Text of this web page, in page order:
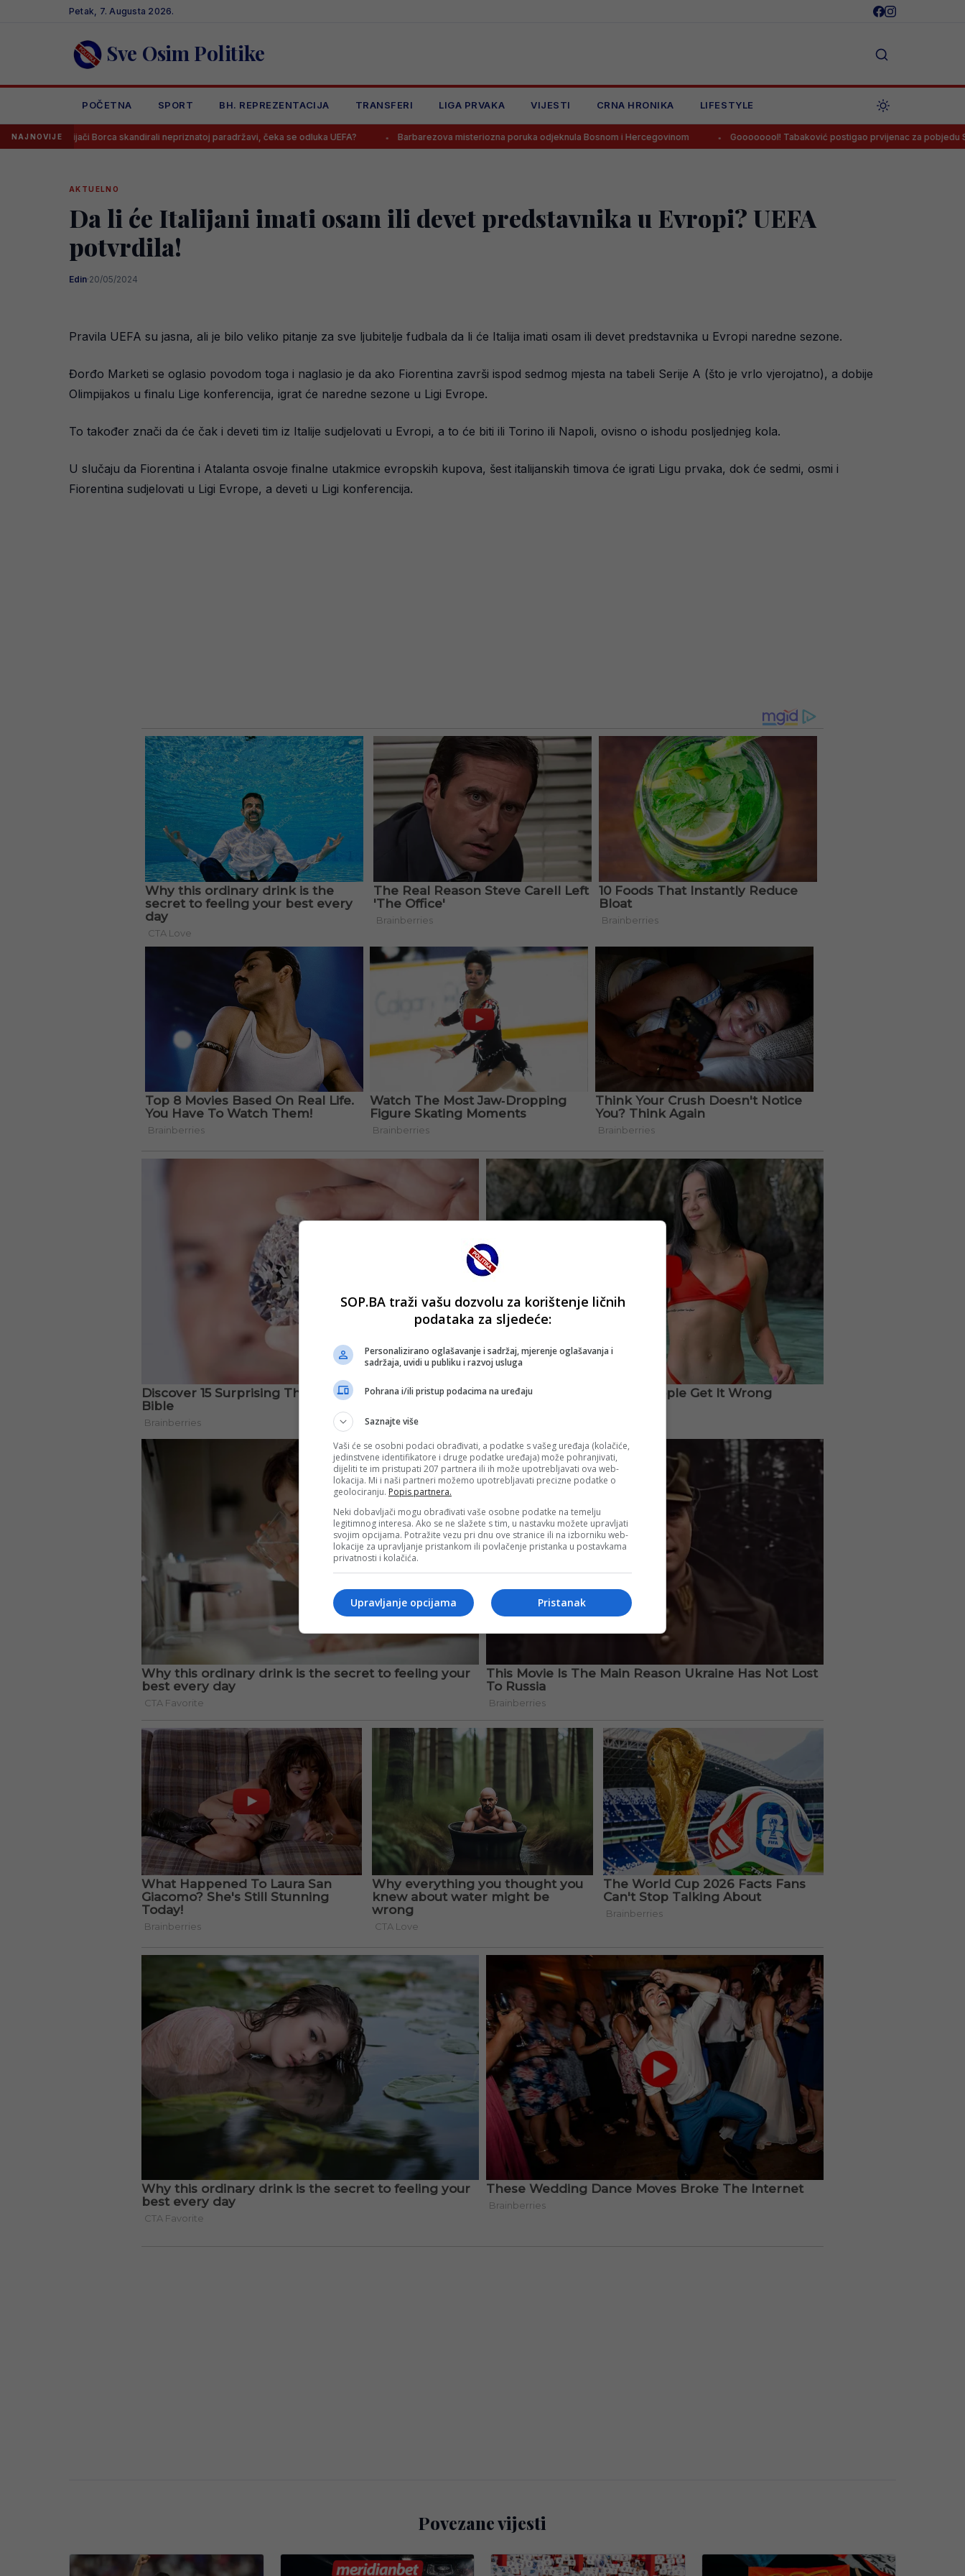
Petak, 7. Augusta 2026.
Sve Osim Politike
POČETNA SPORT BH. REPREZENTACIJA TRANSFERI LIGA PRVAKA VIJESTI CRNA HRONIKA LIFESTYLE
NAJNOVIJE
Borca skandirali nepriznatoj paradržavi, čeka se odluka UEFA? Barbarezova misteriozna poruka odjeknula Bosnom i Hercegovinom Goooooool! Tabaković postigao prvijenac za pobjedu Salzburga!
AKTUELNO
Da li će Italijani imati osam ili devet predstavnika u Evropi? UEFA
potvrdila!
Edin·20/05/2024
Pravila UEFA su jasna, ali je bilo veliko pitanje za sve ljubitelje fudbala da li će Italija imati osam ili devet predstavnika u Evropi naredne sezone.
Đorđo Marketi se oglasio povodom toga i naglasio je da ako Fiorentina završi ispod sedmog mjesta na tabeli Serije A (što je vrlo vjerojatno), a dobije
Olimpijakos u finalu Lige konferencija, igrat će naredne sezone u Ligi Evrope.
To također znači da će čak i deveti tim iz Italije sudjelovati u Evropi, a to će biti ili Torino ili Napoli, ovisno o ishodu posljednjeg kola.
U slučaju da Fiorentina i Atalanta osvoje finalne utakmice evropskih kupova, šest italijanskih timova će igrati Ligu prvaka, dok će sedmi, osmi i
Fiorentina sudjelovati u Ligi Evrope, a deveti u Ligi konferencija.
Povezane vijesti
SOP.BA traži vašu dozvolu za korištenje ličnih
podataka za sljedeće:
Personalizirano oglašavanje i sadržaj, mjerenje oglašavanja i
sadržaja, uvidi u publiku i razvoj usluga
Pohrana i/ili pristup podacima na uređaju
Saznajte više
Vaši će se osobni podaci obrađivati, a podatke s vašeg uređaja (kolačiće,
jedinstvene identifikatore i druge podatke uređaja) može pohranjivati,
dijeliti te im pristupati 207 partnera ili ih može upotrebljavati ova web-
lokacija. Mi i naši partneri možemo upotrebljavati precizne podatke o
geolociranju. Popis partnera.
Neki dobavljači mogu obrađivati vaše osobne podatke na temelju
legitimnog interesa. Ako se ne slažete s tim, u nastavku možete upravljati
svojim opcijama. Potražite vezu pri dnu ove stranice ili na izborniku web-
lokacije za upravljanje pristankom ili povlačenje pristanka u postavkama
privatnosti i kolačića.
Pristanak
Upravljanje opcijama